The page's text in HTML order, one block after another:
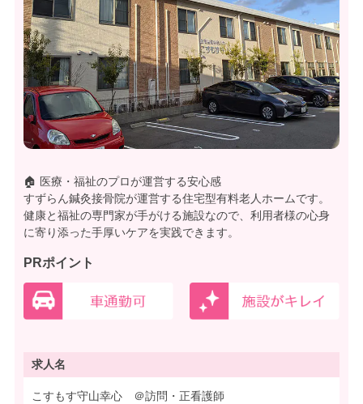
🏠 医療・福祉のプロが運営する安心感
すずらん鍼灸接骨院が運営する住宅型有料老人ホームです。
健康と福祉の専門家が手がける施設なので、利用者様の心身
に寄り添った手厚いケアを実践できます。
PRポイント
求人名
こすもす守山幸心 ＠訪問・正看護師